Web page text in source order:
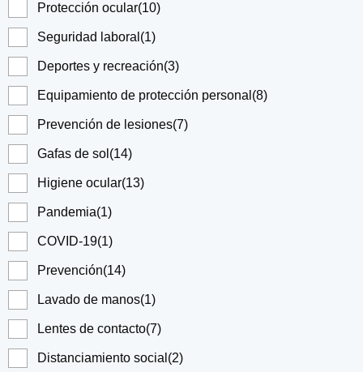
Protección ocular(10)
Seguridad laboral (1)
Deportes y recreación(3)
Equipamiento de protección personal (8)
Prevención de lesiones(7)
Gafas de sol (14)
Higiene ocular(13)
Pandemia(1)
COVID-19(1)
Prevención(14)
Lavado de manos(1)
Lentes de contacto(7)
Distanciamiento social (2)